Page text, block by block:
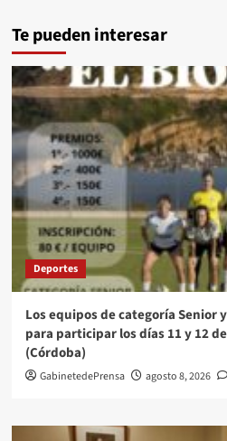
Te pueden interesar
Deportes
Los equipos de categoría Senior
para participar los días 11 y 12
(Córdoba)
GabinetedePrensa agosto 8, 2026